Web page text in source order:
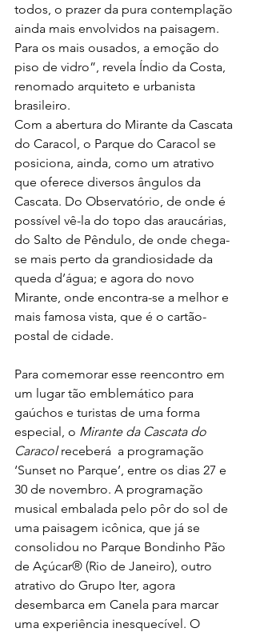
todos, o prazer da pura contemplação
ainda mais envolvidos na paisagem.
Para os mais ousados, a emoção do
piso de vidro”, revela Índio da Costa,
renomado arquiteto e urbanista
brasileiro.
Com a abertura do Mirante da Cascata
do Caracol, o Parque do Caracol se
posiciona, ainda, como um atrativo
que oferece diversos ângulos da
Cascata. Do Observatório, de onde é
possível vê-la do topo das araucárias,
do Salto de Pêndulo, de onde chega-
se mais perto da grandiosidade da
queda d’água; e agora do novo
Mirante, onde encontra-se a melhor e
mais famosa vista, que é o cartão-
postal de cidade.
Para comemorar esse reencontro em
um lugar tão emblemático para
gaúchos e turistas de uma forma
especial, o Mirante da Cascata do
Caracol receberá  a programação
‘Sunset no Parque’, entre os dias 27 e
30 de novembro. A programação
musical embalada pelo pôr do sol de
uma paisagem icônica, que já se
consolidou no Parque Bondinho Pão
de Açúcar® (Rio de Janeiro), outro
atrativo do Grupo Iter, agora
desembarca em Canela para marcar
uma experiência inesquecível. O